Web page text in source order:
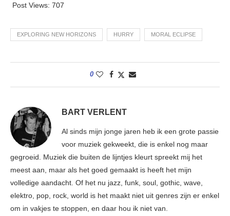
Post Views: 707
EXPLORING NEW HORIZONS HURRY MORAL ECLIPSE
0
BART VERLENT
Al sinds mijn jonge jaren heb ik een grote passie
voor muziek gekweekt, die is enkel nog maar
gegroeid. Muziek die buiten de lijntjes kleurt spreekt mij het
meest aan, maar als het goed gemaakt is heeft het mijn
volledige aandacht. Of het nu jazz, funk, soul, gothic, wave,
elektro, pop, rock, world is het maakt niet uit genres zijn er enkel
om in vakjes te stoppen, en daar hou ik niet van.